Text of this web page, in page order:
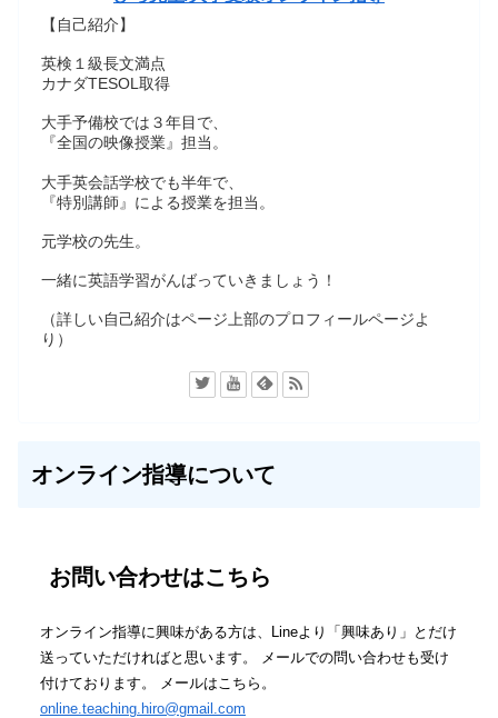
【自己紹介】
英検１級長文満点
カナダTESOL取得
大手予備校では３年目で、
『全国の映像授業』担当。
大手英会話学校でも半年で、
『特別講師』による授業を担当。
元学校の先生。
一緒に英語学習がんばっていきましょう！
（詳しい自己紹介はページ上部のプロフィールページよ
り）
オンライン指導について
お問い合わせはこちら
オンライン指導に興味がある方は、Lineより「興味あり」とだけ
送っていただければと思います。 メールでの問い合わせも受け
付けております。 メールはこちら。
online.teaching.hiro@gmail.com